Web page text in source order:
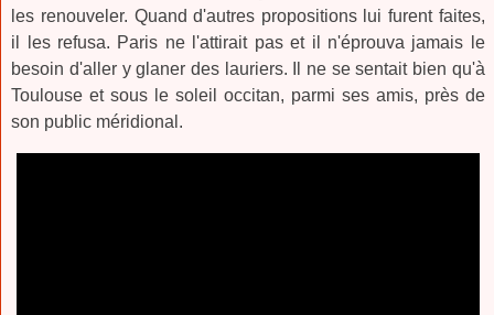
les renouveler. Quand d'autres propositions lui furent faites,
il les refusa. Paris ne l'attirait pas et il n'éprouva jamais le
besoin d'aller y glaner des lauriers. Il ne se sentait bien qu'à
Toulouse et sous le soleil occitan, parmi ses amis, près de
son public méridional.